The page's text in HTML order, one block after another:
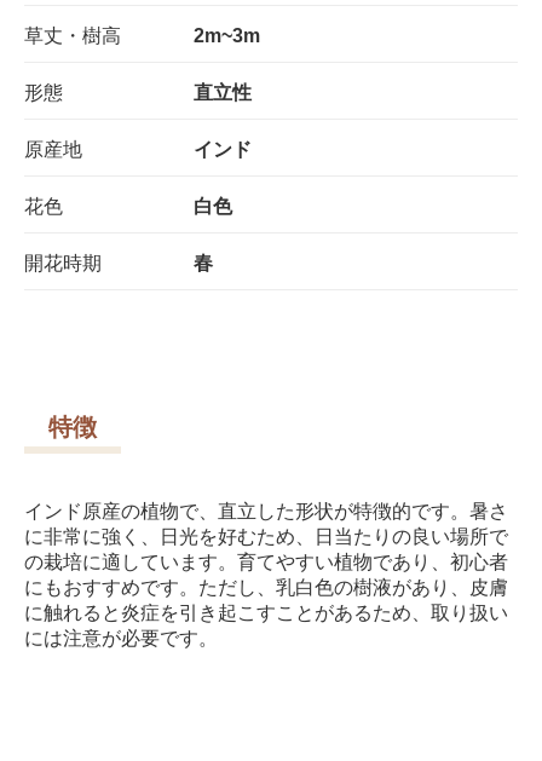
草丈・樹高 2m~3m
形態 直立性
原産地 インド
花色 白色
開花時期 春
特徴
インド原産の植物で、直立した形状が特徴的です。暑さ
に非常に強く、日光を好むため、日当たりの良い場所で
の栽培に適しています。育てやすい植物であり、初心者
にもおすすめです。ただし、乳白色の樹液があり、皮膚
に触れると炎症を引き起こすことがあるため、取り扱い
には注意が必要です。